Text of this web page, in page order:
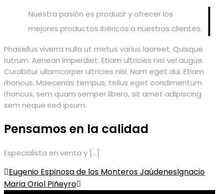
Nuestra pasión es producir y ofrecer los
mejores productos ibéricos a nuestros clientes.
Phasellus viverra nulla ut metus varius laoreet. Quisque
rutrum. Aenean imperdiet. Etiam ultricies nisi vel augue.
Curabitur ullamcorper ultricies nisi. Nam eget dui. Etiam
rhoncus. Maecenas tempus, tellus eget condimentum
rhoncus, sem quam semper libero, sit amet adipiscing
sem neque sed ipsum.
Pensamos en la calidad
Especialista en venta y […]
Post
navigation
Eugenio Espinosa de los Monteros JaúdenesIgnacio
Maria Oriol Piñeyro